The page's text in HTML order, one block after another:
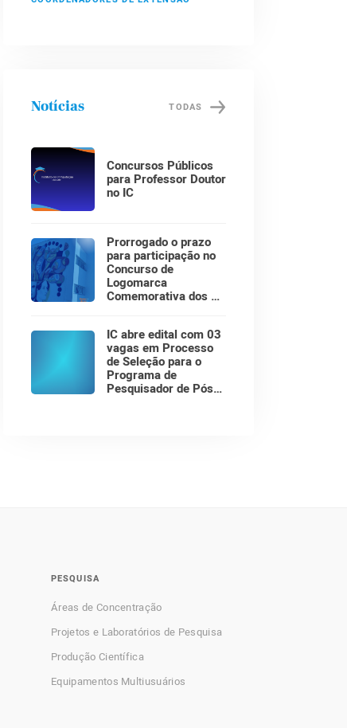
Notícias TODAS
Concursos Públicos
para Professor Doutor
no IC
Prorrogado o prazo
para participação no
Concurso de
Logomarca
Comemorativa dos 30
IC abre edital com 03
vagas em Processo
de Seleção para o
Programa de
Pesquisador de Pós-
PESQUISA
Áreas de Concentração
Projetos e Laboratórios de Pesquisa
Produção Científica
Equipamentos Multiusuários